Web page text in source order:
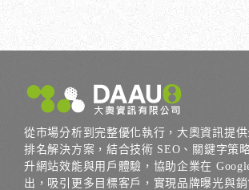
從市場分析到完整優化執行，大奧資訊提
排名解決方案，結合技術 SEO、關鍵字策
升網站效能與用戶體驗，協助企業在
出，吸引更多目標客戶，實現品牌曝光與銷